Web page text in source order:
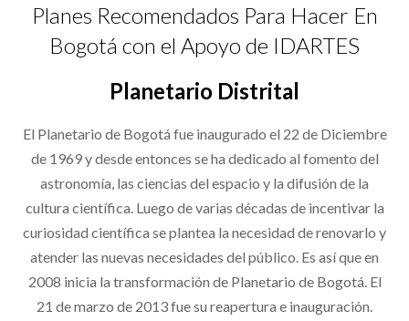
Planes Recomendados Para Hacer En
Bogotá con el Apoyo de IDARTES
Planetario Distrital
El Planetario de Bogotá fue inaugurado el 22 de Diciembre
de 1969 y desde entonces se ha dedicado al fomento del
astronomía, las ciencias del espacio y la difusión de la
cultura científica. Luego de varias décadas de incentivar la
curiosidad científica se plantea la necesidad de renovarlo y
atender las nuevas necesidades del público. Es así que en
2008 inicia la transformación de Planetario de Bogotá. El
21 de marzo de 2013 fue su reapertura e inauguración.